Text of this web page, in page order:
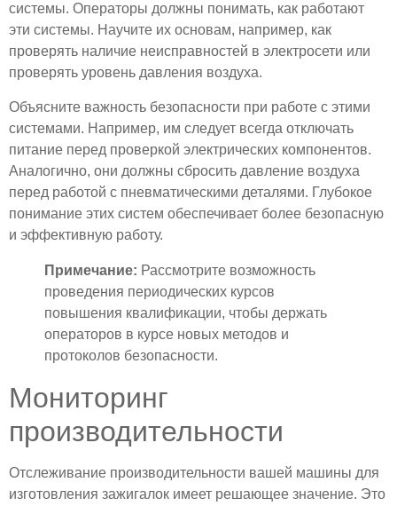
системы. Операторы должны понимать, как работают
эти системы. Научите их основам, например, как
проверять наличие неисправностей в электросети или
проверять уровень давления воздуха.
Объясните важность безопасности при работе с этими
системами. Например, им следует всегда отключать
питание перед проверкой электрических компонентов.
Аналогично, они должны сбросить давление воздуха
перед работой с пневматическими деталями. Глубокое
понимание этих систем обеспечивает более безопасную
и эффективную работу.
Примечание: Рассмотрите возможность
проведения периодических курсов
повышения квалификации, чтобы держать
операторов в курсе новых методов и
протоколов безопасности.
Мониторинг
производительности
Отслеживание производительности вашей машины для
изготовления зажигалок имеет решающее значение. Это